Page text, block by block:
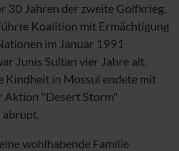
30 Jahren der zweite Golfkrieg.
Koalition mit Ermächtigung
im Januar 1991
Junis Sultan vier Jahre alt.
Kindheit in Mossul endete mit
Aktion "Desert Storm"
wohlhabende Familie